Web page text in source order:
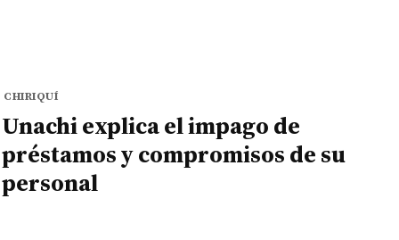
CHIRIQUÍ
Unachi explica el impago de
préstamos y compromisos de su
personal